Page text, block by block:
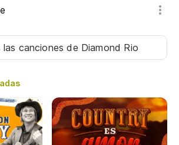
las cancionesde Diamond Rio